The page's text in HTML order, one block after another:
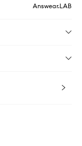
Answear.LAB